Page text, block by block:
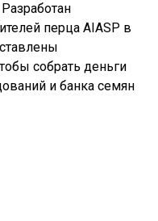
перца AIASP в
собрать деньги
и банка семян